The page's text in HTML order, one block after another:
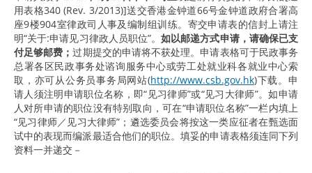
用表格340 (Rev. 3/2013)]送交香港金钟道66号金钟道政府合署高
座9楼904室律政司人事及编制组训练。寄交申请表的信封上请注
明“关于:申请见习律政人员职位”。如以邮递方式申请，请确保已支
付足够邮费；过期提交的申请将不获处理。申请表格可于民政事务
总署各区民政事务处谘询服务中心或劳工处就业科各就业中心索
取，亦可从公务员事务局网站(http://www.csb.gov.hk)下载。申
请人须注明申请职位名称，即“见习律师”或“见习大律师”。如申请
人对所申请的职位没有特别取向，可在“申请职位名称”一栏内填上
“见习律师／见习大律师”；遴选委员会将按这一类应征者在甄选面
试中的表现而编派最适合他们的职位。填妥的申请表格须连同下列
资料一并递交－